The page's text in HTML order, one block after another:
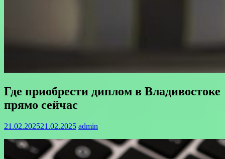
Где приобрести диплом в Владивостоке
прямо сейчас
21.02.202521.02.2025 admin